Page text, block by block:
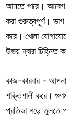
আনতে পারে। আবেগ
করা গুরুত্বপূর্ণ। ভাগ
করে। খোলা
উভয় দ্বারা চিহ্নিত
কাজ-কারবার -
শক্তিশালী করে।
প্রতিভা গড়ে তুলতে